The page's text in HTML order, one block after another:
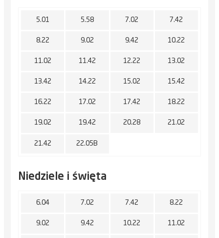
5.01 5.58 7.02 7.42
8.22 9.02 9.42 10.22
11.02 11.42 12.22 13.02
13.42 14.22 15.02 15.42
16.22 17.02 17.42 18.22
19.02 19.42 20.28 21.02
21.42 22.05B
Niedziele i święta
6.04 7.02 7.42 8.22
9.02 9.42 10.22 11.02